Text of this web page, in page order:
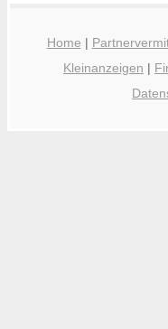
Home |
Kleinanzeigen |